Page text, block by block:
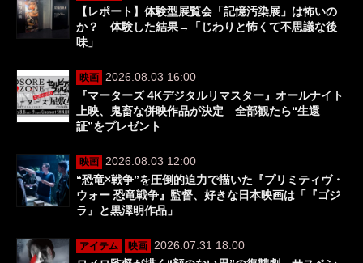
【レポート】体験型展覧会「記憶汚染展」は怖いの
か？ 体験した結果→「じわりと怖くて不思議な後
味」
映画
2026.08.03 16:00
『マーターズ 4Kデジタルリマスター』オールナイト
上映、鬼畜な併映作品が決定 全部観たら“生還
証”をプレゼント
映画
2026.08.03 12:00
“恐竜×戦争”を圧倒的迫力で描いた『プリミティヴ・
ウォー 恐竜戦争』監督、好きな日本映画は「『ゴジ
ラ』と黒澤明作品」
アイテム 映画
2026.07.31 18:00